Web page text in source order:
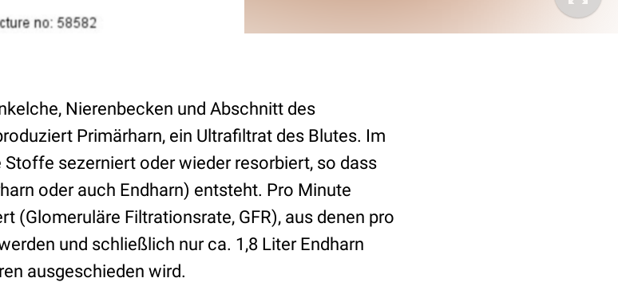
Nierenbecken und Abschnitt des
Primärharn, ein Ultrafiltrat des Blutes. Im
sezerniert oder wieder resorbiert, so dass
oder auch Endharn) entsteht. Pro Minute
(Glomeruläre Filtrationsrate, GFR), aus denen pro
und schließlich nur ca. 1,8 Liter Endharn
ausgeschieden wird.